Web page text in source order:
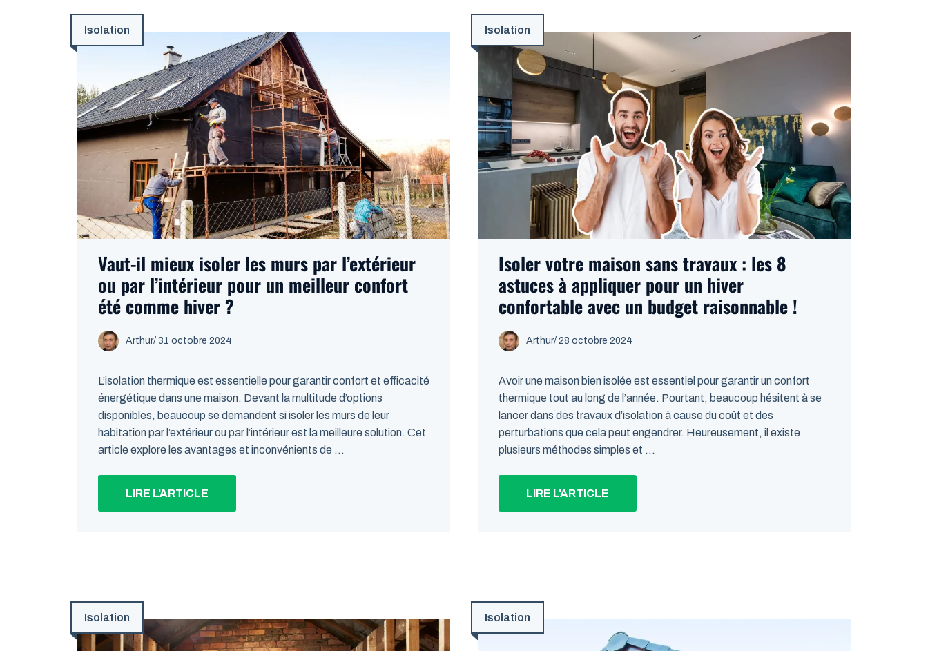
Isolation
Vaut-il mieux isoler les murs par l’extérieur
ou par l’intérieur pour un meilleur confort
été comme hiver ?
Arthur/ 31 octobre 2024
L’isolation thermique est essentielle pour garantir confort et efficacité
énergétique dans une maison. Devant la multitude d’options
disponibles, beaucoup se demandent si isoler les murs de leur
habitation par l’extérieur ou par l’intérieur est la meilleure solution. Cet
article explore les avantages et inconvénients de ...
LIRE L'ARTICLE
Isolation
Isoler votre maison sans travaux : les 8
astuces à appliquer pour un hiver
confortable avec un budget raisonnable !
Arthur/ 28 octobre 2024
Avoir une maison bien isolée est essentiel pour garantir un confort
thermique tout au long de l’année. Pourtant, beaucoup hésitent à se
lancer dans des travaux d’isolation à cause du coût et des
perturbations que cela peut engendrer. Heureusement, il existe
plusieurs méthodes simples et ...
LIRE L'ARTICLE
Isolation Isolation